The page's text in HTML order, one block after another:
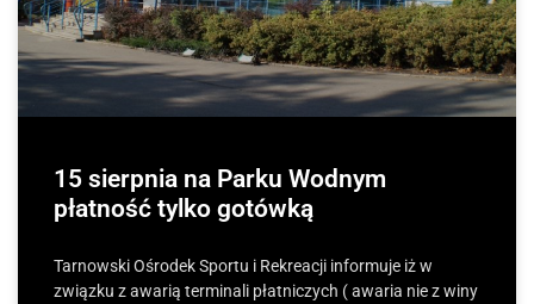
15 sierpnia na Parku Wodnym
płatność tylko gotówką
Tarnowski Ośrodek Sportu i Rekreacji informuje iż w
związku z awarią terminali płatniczych ( awaria nie z winy